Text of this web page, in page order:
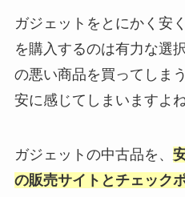
ガジェットをとにかく安
を購入するのは有力な選
の悪い商品を買ってしま
安に感じてしまいますよね
ガジェットの中古品を、
の販売サイトとチェック